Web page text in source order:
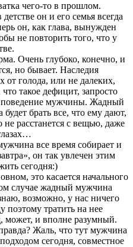
чего-то в прошлом.
он и его семья всегда
он, как глава, вынужден
не повторить того, что у
Очень глубоко, конечно, и
но бывает. Наследия
от голода, или не далеких,
такое дефицит, запросто
поведение мужчины. Жадный
брать все, что ему дают,
расстанется с вещью, даже
все время собирает и
он так увлечен этим
сегодня:)
это касается начального
случае жадный мужчина
возможно, у нас ничего
поэтому тратить на нее
может, и вполне разумный.
Жаль, что тут мужчина
сегодня, совместное